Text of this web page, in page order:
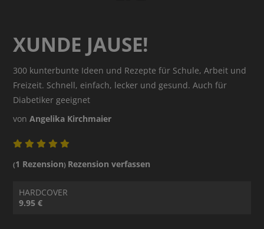
XUNDE JAUSE!
300 kunterbunte Ideen und Rezepte für Schule, Arbeit und
Freizeit. Schnell, einfach, lecker und gesund. Auch für
Diabetiker geeignet
vonAngelika Kirchmaier
(1 Rezension) Rezension verfassen
HARDCOVER
9.95 €